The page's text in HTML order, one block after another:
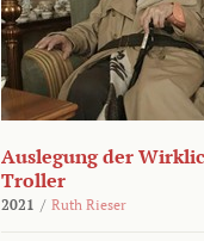
Auslegung der
Troller
2021 / Ruth Rieser